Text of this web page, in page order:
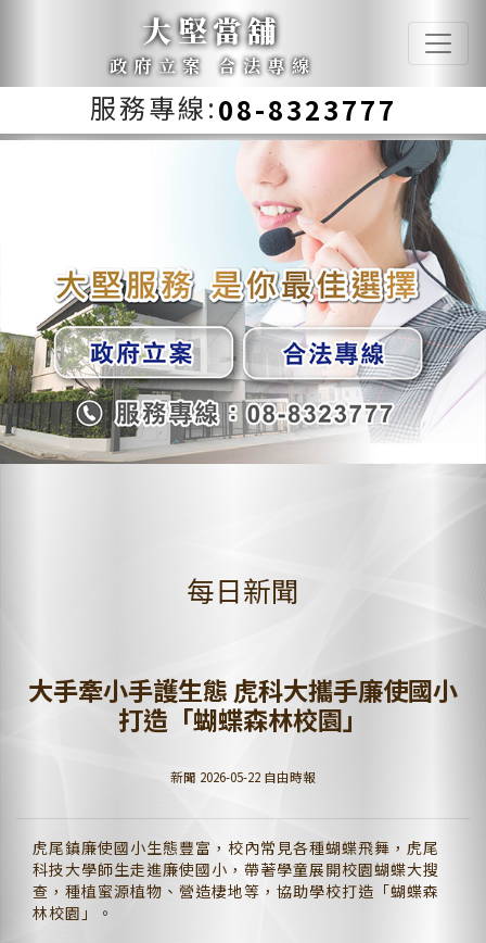
大堅當舖
政府立案 合法專線
服務專線:08-8323777
Previous Next
每日新聞
大手牽小手護生態 虎科大攜手廉使國小
打造「蝴蝶森林校園」
新聞 2026-05-22 自由時報
虎尾鎮廉使國小生態豐富，校內常見各種蝴蝶飛舞，虎尾
科技大學師生走進廉使國小，帶著學童展開校園蝴蝶大搜
查，種植蜜源植物、營造棲地等，協助學校打造「蝴蝶森
林校園」。